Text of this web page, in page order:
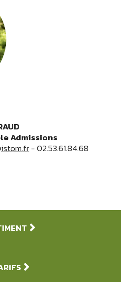
Admissions
- 02.53.61.84.68